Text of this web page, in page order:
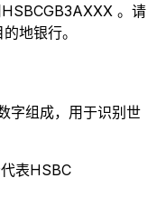
。请
地银行。
字组成，用于识别世
表HSBC